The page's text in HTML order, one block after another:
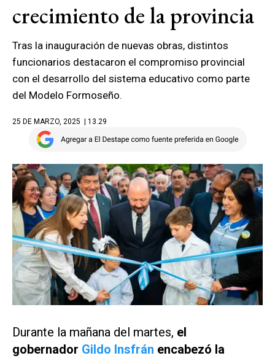
crecimiento de la provincia
Tras la inauguración de nuevas obras, distintos
funcionarios destacaron el compromiso provincial
con el desarrollo del sistema educativo como parte
del Modelo Formoseño.
25 DE MARZO, 2025 | 13.29
Durante la mañana del martes, el
gobernador Gildo Insfrán encabezó la